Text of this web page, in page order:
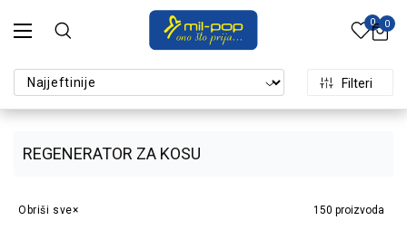
0 0
REGENERATOR ZA KOSU
Filteri
150 proizvoda
Obriši sve